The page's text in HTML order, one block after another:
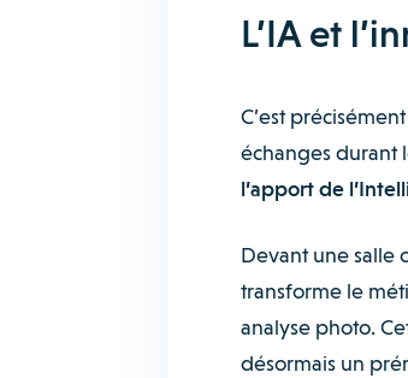
L’IA et
C’est
échanges durant
l’apport de
Devant une salle
transforme le
analyse photo.
désormais un